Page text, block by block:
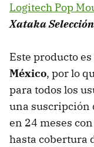
Logitech Pop
Xataka
Este producto
México, por lo
para todos los
una suscripción
en 24 meses
hasta cobertura